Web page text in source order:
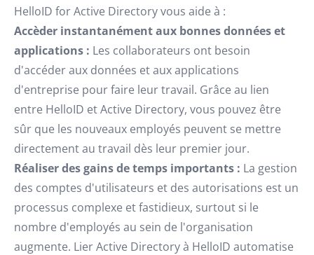
HelloID for Active Directory vous aide à :
Accèder instantanément aux bonnes données et
applications : Les collaborateurs ont besoin
d'accéder aux données et aux applications
d'entreprise pour faire leur travail. Grâce au lien
entre HelloID et Active Directory, vous pouvez être
sûr que les nouveaux employés peuvent se mettre
directement au travail dès leur premier jour.
Réaliser des gains de temps importants : La gestion
des comptes d'utilisateurs et des autorisations est un
processus complexe et fastidieux, surtout si le
nombre d'employés au sein de l'organisation
augmente. Lier Active Directory à HelloID automatise